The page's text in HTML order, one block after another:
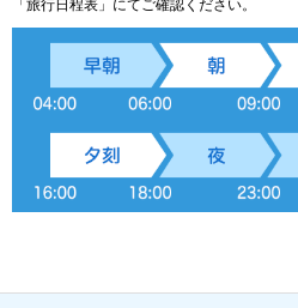
「旅行日程表」にてご確認ください。